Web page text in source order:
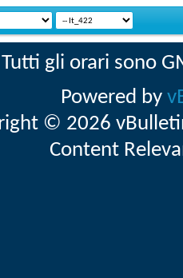
Tutti gli orari sono
Powered by
© 2026
Content